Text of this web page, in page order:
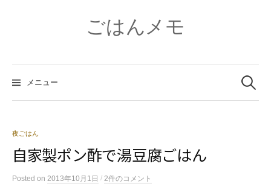
ス
キ
プ
ごはんメモ
メニュー
索:
夜ごはん
自家製ポン酢で湯豆腐ごはん
Posted on 2013年10月1日 / 2件のコメント